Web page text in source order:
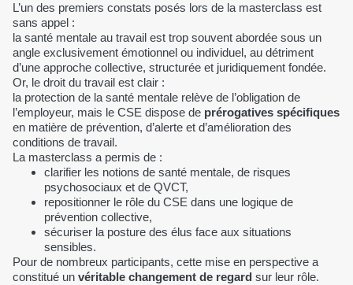
L’un des premiers constats posés lors de la masterclass est
sans appel :
la santé mentale au travail est trop souvent abordée sous un
angle exclusivement émotionnel ou individuel, au détriment
d’une approche collective, structurée et juridiquement fondée.
Or, le droit du travail est clair :
la protection de la santé mentale relève de l’obligation de
l’employeur, mais le CSE dispose de prérogatives spécifiques
en matière de prévention, d’alerte et d’amélioration des
conditions de travail.
La masterclass a permis de :
clarifier les notions de santé mentale, de risques
psychosociaux et de QVCT,
repositionner le rôle du CSE dans une logique de
prévention collective,
sécuriser la posture des élus face aux situations
sensibles.
Pour de nombreux participants, cette mise en perspective a
constitué un véritable changement de regard sur leur rôle.